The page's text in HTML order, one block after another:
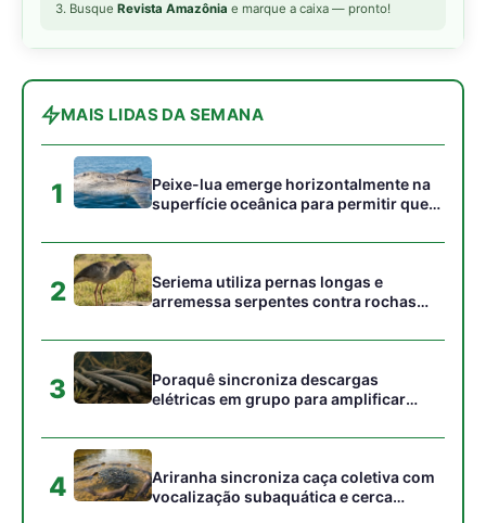
3. Busque Revista Amazônia e marque a caixa — pronto!
MAIS LIDAS DA SEMANA
1
Peixe-lua emerge horizontalmente na
superfície oceânica para permitir que
acumulados em sua pele
2
Seriema utiliza pernas longas e
arremessa serpentes contra rochas
campos
3
Poraquê sincroniza descargas
elétricas em grupo para amplificar
peixes maiores na Amazônia
4
Ariranha sincroniza caça coletiva com
vocalização subaquática e cerca